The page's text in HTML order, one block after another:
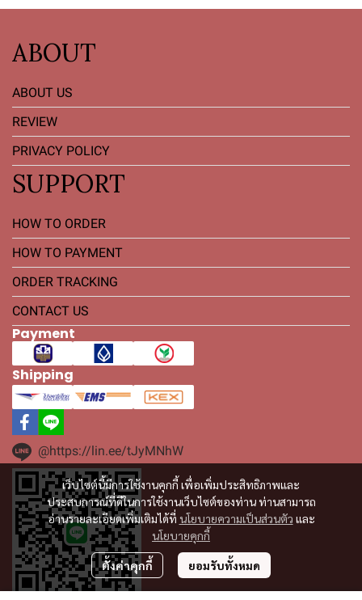
เว็บไซต์นี้มีการใช้งานคุกกี้ เพื่อเพิ่มประสิทธิภาพและ
ประสบการณ์ที่ดีในการใช้งานเว็บไซต์ของท่าน ท่านสามารถ
อ่านรายละเอียดเพิ่มเติมได้ที่ นโยบายความเป็นส่วนตัว และ
นโยบายคุกกี้
ตั้งค่าคุกกี้ ยอมรับทั้งหมด
ABOUT
ABOUT US
REVIEW
PRIVACY POLICY
SUPPORT
HOW TO ORDER
HOW TO PAYMENT
ORDER TRACKING
CONTACT US
Payment
Shipping
@https://lin.ee/tJyMNhW